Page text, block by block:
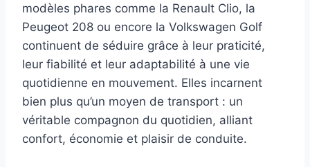
modèles phares comme la Renault Clio, la
Peugeot 208 ou encore la Volkswagen Golf
continuent de séduire grâce à leur praticité,
leur fiabilité et leur adaptabilité à une vie
quotidienne en mouvement. Elles incarnent
bien plus qu’un moyen de transport : un
véritable compagnon du quotidien, alliant
confort, économie et plaisir de conduite.